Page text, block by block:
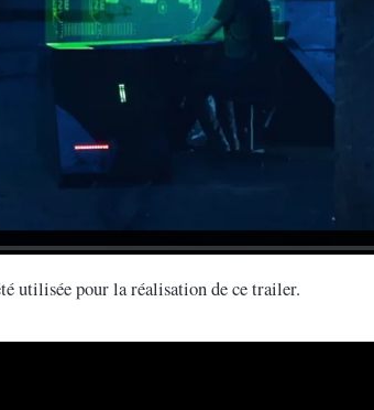
utilisée pour la réalisation de ce trailer.